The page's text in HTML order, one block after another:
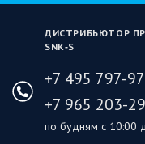
ДИСТРИБЬЮТОР
SNK‑S
+7 495 797-
+7 965 203-
по будням с 10:00